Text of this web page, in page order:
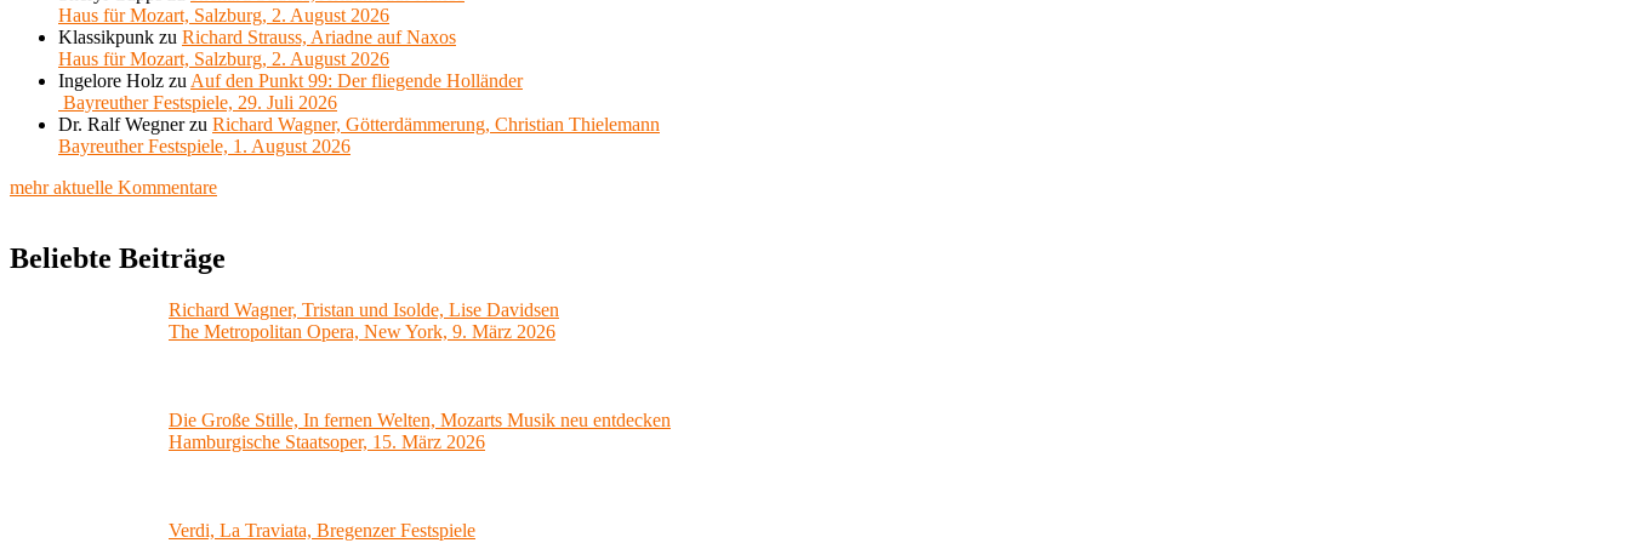
Haus für Mozart, Salzburg, 2. August 2026
Klassikpunk zu Richard Strauss, Ariadne auf Naxos
Haus für Mozart, Salzburg, 2. August 2026
Ingelore Holz zu Auf den Punkt 99: Der fliegende Holländer
Bayreuther Festspiele, 29. Juli 2026
Dr. Ralf Wegnerzu Richard Wagner, Götterdämmerung, Christian Thielemann
Bayreuther Festspiele, 1. August 2026
mehr aktuelle Kommentare
Beliebte Beiträge
Richard Wagner, Tristan und Isolde, Lise Davidsen
The Metropolitan Opera, New York, 9. März 2026
Die Große Stille, In fernen Welten, Mozarts Musik neu entdecken
Hamburgische Staatsoper, 15. März 2026
Verdi, La Traviata, Bregenzer Festspiele